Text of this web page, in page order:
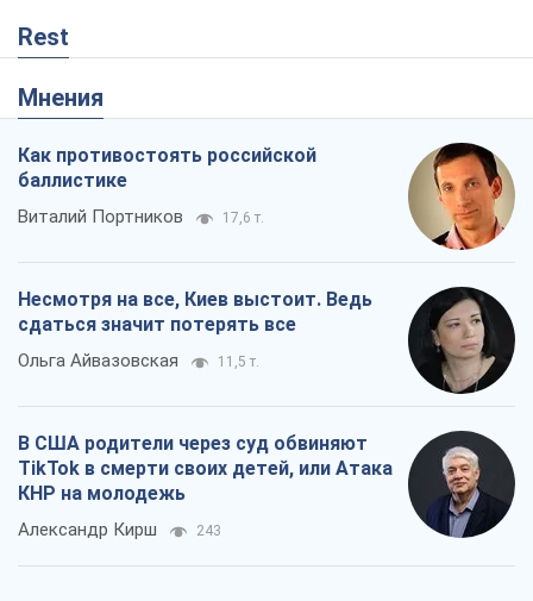
Rest
Мнения
Как противостоять российской
баллистике
Виталий Портников 17,6 т.
Несмотря на все, Киев выстоит. Ведь
сдаться значит потерять все
Ольга Айвазовская 11,5 т.
В США родители через суд обвиняют
TikTok в смерти своих детей, или Атака
КНР на молодежь
Александр Кирш 243